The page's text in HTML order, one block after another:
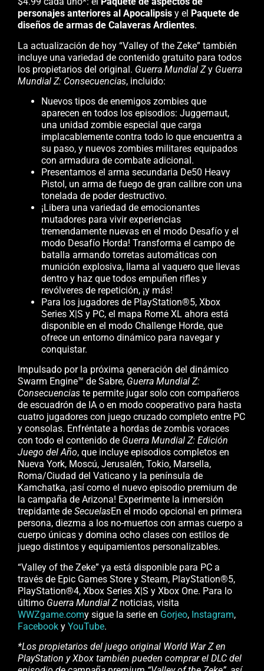
personajes anteriores al Apocalipsis y el Paquete de
diseños de armas de Calaveras Ardientes.
La actualización de hoy “Valley of the Zeke” también
incluye una variedad de contenido gratuito para todos
los propietarios del original. Guerra Mundial Zy Guerra
Mundial Z: Consecuencias, incluido:
Nuevos tipos de enemigos zombies que
aparecen en todos los episodios: Juggernaut,
una unidad zombie especial que carga
implacablemente contra todo lo que encuentra a
su paso, y nuevos zombies militares equipados
con armadura de combate adicional.
Presentamos el arma secundaria De50 Heavy
Pistol, un arma de fuego de gran calibre con una
tonelada de poder destructivo.
¡Libera una variedad de emocionantes
mutadores para vivir experiencias
tremendamente nuevas en el modo Desafío y el
modo Desafío Horda! Transforma el campo de
batalla armando torretas automáticas con
munición explosiva, llama al vaquero que llevas
dentro y haz que todos empuñen rifles y
revólveres de repetición, ¡y más!
Para los jugadores de PlayStation®5, Xbox
Series X|S y PC, el mapa Rome XL ahora está
disponible en el modo Challenge Horde, que
ofrece un entorno dinámico para navegar y
conquistar.
Impulsado por la próxima generación del dinámico
Swarm Engine™ de Sabre, Guerra Mundial Z:
Consecuencias te permite jugar solo con compañeros
de escuadrón de IA o en modo cooperativo para hasta
cuatro jugadores con juego cruzado completo entre PC
y consolas. Enfréntate a hordas de zombis voraces
con todo el contenido de Guerra Mundial Z: Edición
Juego del Año, que incluye episodios completos en
Nueva York, Moscú, Jerusalén, Tokio, Marsella,
Roma/Ciudad del Vaticano y la península de
Kamchatka, ¡así como el nuevo episodio premium de
la campaña de Arizona! Experimente la inmersión
trepidante de SecuelasEn el modo opcional en primera
persona, diezma a los no-muertos con armas cuerpo a
cuerpo únicas y domina ocho clases con estilos de
juego distintos y equipamientos personalizables.
“Valley of the Zeke” ya está disponible para PC a
través de Epic Games Store y Steam, PlayStation®5,
PlayStation®4, Xbox Series X|S y Xbox One. Para lo
último Guerra Mundial Znoticias, visita
WWZgame.comy sigue la serie en Gorjeo, Instagram,
Facebook y YouTube.
*Los propietarios del juego original World War Z en
PlayStation y Xbox también pueden comprar el DLC del